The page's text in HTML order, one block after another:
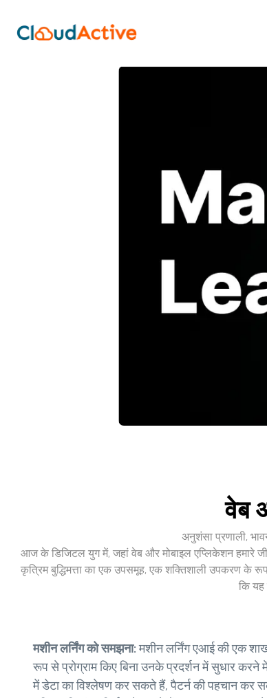
वेब
अनुशंसा प्रणाली,
आज के डिजिटल युग में, जहां वेब और मोबाइल एप्लिकेशन हमारे
कृत्रिम बुद्धिमत्ता का एक उपसमूह, एक शक्तिशाली उपकरण के
कि यह
मशीन लर्निंग को समझना:मशीन लर्निंग एआई की एक
रूप से प्रोग्राम किए बिना उनके प्रदर्शन में सुधार करने
में डेटा का विश्लेषण कर सकते हैं, पैटर्न की पहचान कर